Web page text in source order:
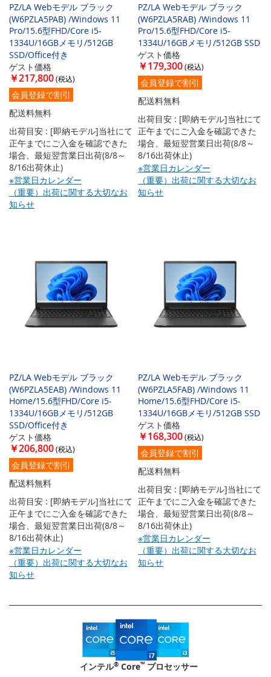
PZ/LA Webモデル ブラック
(W6PZLA5PAB) /Windows 11
Pro/15.6型FHD/Core i5-
1334U/16GBメモリ/512GB
SSD/Office付き
ゲスト価格
￥217,800
会員登録で割引
配送料無料
出荷目安 : [即納モデル]当社にて
正午までにご入金を確認できた
場合、最短翌営業日出荷(8/8～
8/16出荷休止)
※営業日カレンダー
（重要）出荷に関する大切なお
知らせ
PZ/LA Webモデル ブラック
(W6PZLA5RAB) /Windows 11
Pro/15.6型FHD/Core i5-
1334U/16GBメモリ/512GB SSD
ゲスト価格
￥179,300
会員登録で割引
配送料無料
出荷目安 : [即納モデル]当社にて
正午までにご入金を確認できた
場合、最短翌営業日出荷(8/8～
8/16出荷休止)
※営業日カレンダー
（重要）出荷に関する大切なお
知らせ
PZ/LA Webモデル ブラック
(W6PZLA5EAB) /Windows 11
Home/15.6型FHD/Core i5-
1334U/16GBメモリ/512GB
SSD/Office付き
ゲスト価格
￥206,800
会員登録で割引
配送料無料
出荷目安 : [即納モデル]当社にて
正午までにご入金を確認できた
場合、最短翌営業日出荷(8/8～
8/16出荷休止)
※営業日カレンダー
（重要）出荷に関する大切なお
知らせ
PZ/LA Webモデル ブラック
(W6PZLA5FAB) /Windows 11
Home/15.6型FHD/Core i5-
1334U/16GBメモリ/512GB SSD
ゲスト価格
￥168,300
会員登録で割引
配送料無料
出荷目安 : [即納モデル]当社にて
正午までにご入金を確認できた
場合、最短翌営業日出荷(8/8～
8/16出荷休止)
※営業日カレンダー
（重要）出荷に関する大切なお
知らせ
インテル®Core™プロセッサー